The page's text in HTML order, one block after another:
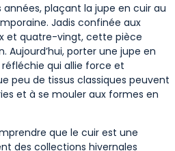
plaçant la jupe en cuir au
Jadis confinée aux
et quatre-vingt, cette pièce
Aujourd’hui, porter une jupe en
qui allie force et
peu de tissus classiques peuvent
et à se mouler aux formes en
que le cuir est une
des collections hivernales